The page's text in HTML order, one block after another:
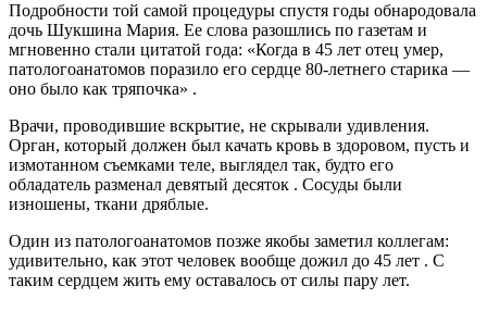
Подробности той самой процедуры спустя годы обнародовала
дочь Шукшина Мария. Ее слова разошлись по газетам и
мгновенно стали цитатой года: «Когда в 45 лет отец умер,
патологоанатомов поразило его сердце 80-летнего старика —
оно было как тряпочка» .
Врачи, проводившие вскрытие, не скрывали удивления.
Орган, который должен был качать кровь в здоровом, пусть и
измотанном съемками теле, выглядел так, будто его
обладатель разменал девятый десяток . Сосуды были
изношены, ткани дряблые.
Один из патологоанатомов позже якобы заметил коллегам:
удивительно, как этот человек вообще дожил до 45 лет . С
таким сердцем жить ему оставалось от силы пару лет.